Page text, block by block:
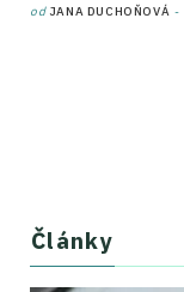
od JANA DUCHOŇOVÁ
Články